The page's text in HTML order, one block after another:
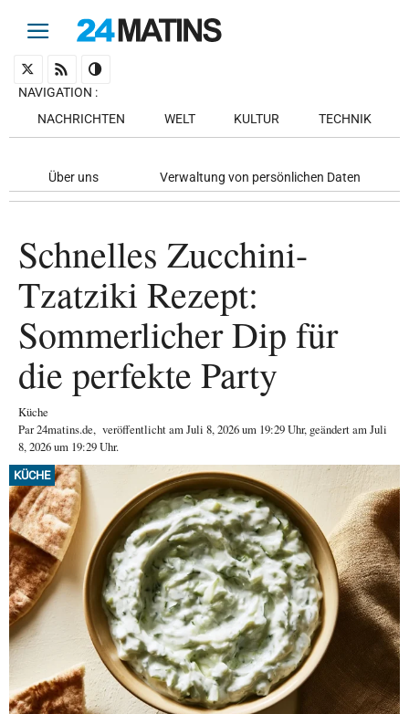
NAVIGATION :
NACHRICHTEN
WELT KULTUR TECHNIK
Über uns Verwaltung von persönlichen Daten
Schnelles Zucchini-
Tzatziki Rezept:
Sommerlicher Dip für
die perfekte Party
Küche
Par24matins.de, veröffentlicht amJuli 8, 2026um 19:29 Uhr, geändert am Juli
8, 2026 um 19:29 Uhr.
KÜCHE